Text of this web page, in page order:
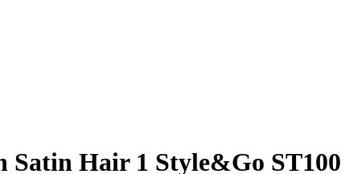
Hair 1 Style&Go ST100